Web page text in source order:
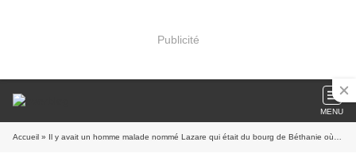
Publicité
MENU
Accueil » Il y avait un homme malade nommé Lazare qui était du bourg de Béthanie où demeuraient Marie et Marthe sa sœur